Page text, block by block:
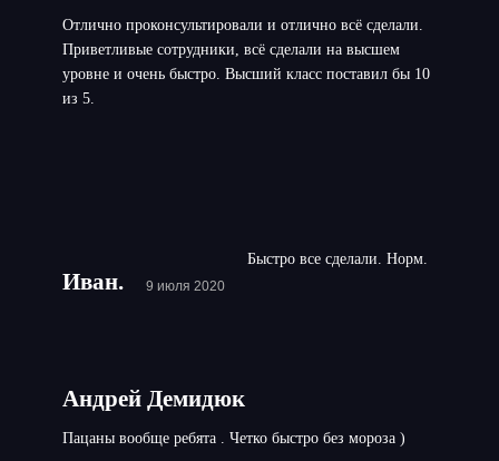
Отлично проконсультировали и отлично всё сделали.
Приветливые сотрудники, всё сделали на высшем
уровне и очень быстро. Высший класс поставил бы 10
из 5.
Иван. 9 июля 2020
Быстро все сделали. Норм.
Андрей Демидюк
Пацаны вообще ребята . Четко быстро без мороза )